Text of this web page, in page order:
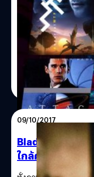
Chess Movie
หนังไซไฟแนววิทยาศ
นอกจาก "บท" ที่จะเน
อยู่บนโลกที่เหนือจริง
องค์ประกอบอื่น ๆ ขอ
น่าเชื่อถือ และส่งผล
โดยเฉพาะสถานที่แล
สำคัญด้วยเช่นกัน วัน
เที่ยว (แม้ตัวจะนั่งอยู่
สถานที่ถ่ายทำหนังไซไ
ถานที่ท่องเที่ยวนอกลิ
ลอง search Sci-Fi
Bradbury Building เ
(1982) ตึกเก่าแก่ที่สุด
Vinijphat Kanyapong|
Read More
09/10/2017
Blade Runner
ใกล้คำว่า “อนาค